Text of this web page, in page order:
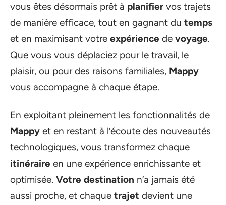
vous êtes désormais prêt à planifier vos trajets
de manière efficace, tout en gagnant du temps
et en maximisant votre expérience de voyage.
Que vous vous déplaciez pour le travail, le
plaisir, ou pour des raisons familiales, Mappy
vous accompagne à chaque étape.
En exploitant pleinement les fonctionnalités de
Mappy et en restant à l’écoute des nouveautés
technologiques, vous transformez chaque
itinéraire en une expérience enrichissante et
optimisée. Votre destination n’a jamais été
aussi proche, et chaque trajet devient une